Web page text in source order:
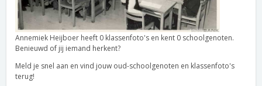
Annemiek Heijboer heeft 0 klassenfoto's en kent 0 schoolgenoten.
Benieuwd of jij iemand herkent?
Meld je snel aan en vind jouw oud-schoolgenoten en klassenfoto's
terug!